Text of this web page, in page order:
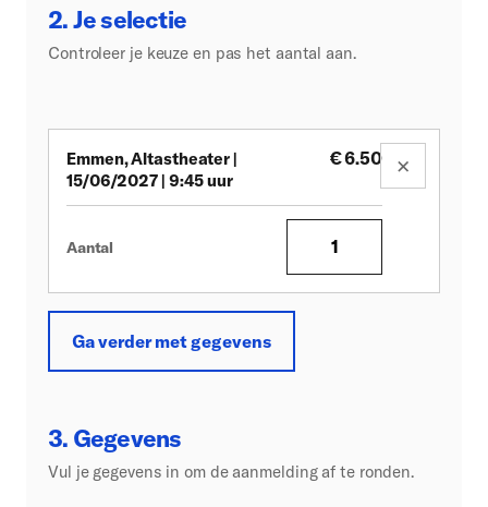
2. Je selectie
Controleer je keuze en pas het aantal aan.
×
Emmen, Altastheater |
15/06/2027 | 9:45 uur
€6.50
Aantal
Ga verder met gegevens
3. Gegevens
Vul je gegevens in om de aanmelding af te ronden.